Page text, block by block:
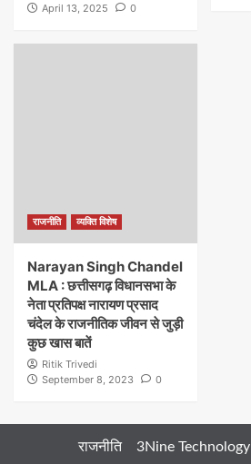
April 13, 2025
0
राजनीति व्यक्ति विशेष
Narayan Singh Chandel
MLA : छत्तीसगढ़ विधानसभा के
नेता प्रतिपक्ष नारायण प्रसाद
चंदेल के राजनीतिक जीवन से जुड़ी
कुछ खास बातें
Ritik Trivedi
September 8, 2023
0
राजनीति 3Nine Technology